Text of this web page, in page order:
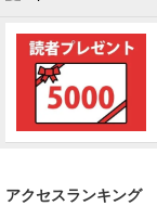
アクセスランキング